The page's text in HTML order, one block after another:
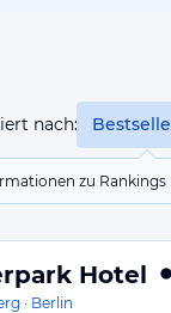
nach:
zu
Hotel
· Berlin